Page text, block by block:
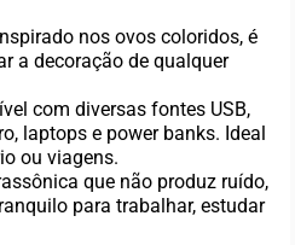
nos ovos coloridos, é
a decoração de qualquer
com diversas fontes USB,
laptops e power banks. Ideal
ou viagens.
que não produz ruído,
para trabalhar, estudar